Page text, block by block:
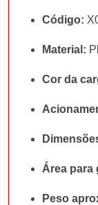
Código:
Material:
Cor da
Área para
Peso